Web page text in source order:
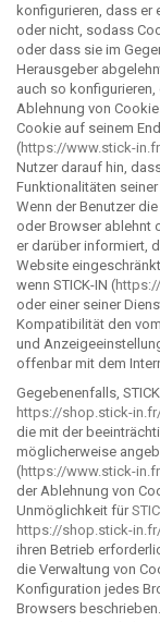
konfigurieren, dass er
oder nicht, sodass
oder dass sie im
Herausgeber
auch so
Ablehnung von
Cookie auf seinem
(https://www.stick-in.fr
Nutzer darauf hin,
Funktionalitäten
Wenn der Benutzer
oder Browser ablehnt
er darüber informiert,
Website
wenn STICK-IN (
oder einer seiner
Kompatibilität den
und
offenbar mit dem
Gegebenenfalls,
https://shop.stick-
die mit der
möglicherweise
(https://www.stick-in.fr
der Ablehnung von
Unmöglichkeit für
https://shop.stick-
ihren Betrieb
die Verwaltung von
Konfiguration jedes
Browsers